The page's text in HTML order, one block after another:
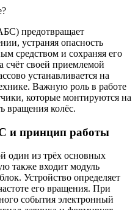
предотвращает
устраняя опасность
средством и сохраняя его
счёт своей приемлемой
устанавливается на
Важную роль в работе
которые монтируются на
вращения колёс.
и принцип работы
один из трёх основных
также входит модуль
Устройство определяет
его вращения. При
события электронный